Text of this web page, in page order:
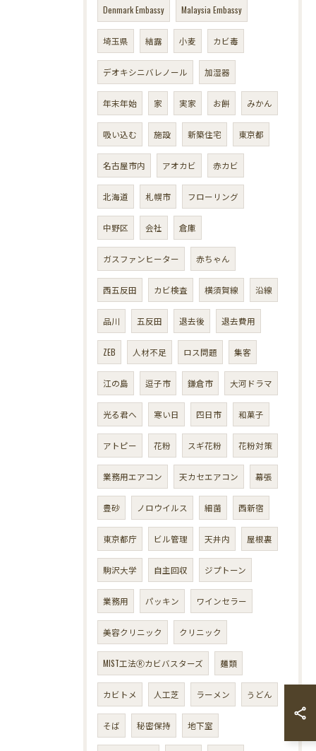
Denmark Embassy Malaysia Embassy
埼玉県 結露 小麦 カビ毒
デオキシニバレノール 加湿器
年末年始 家 実家 お餅 みかん
吸い込む 施設 新築住宅 東京都
名古屋市内 アオカビ 赤カビ
北海道 札幌市 フローリング
中野区 会社 倉庫
ガスファンヒーター 赤ちゃん
西五反田 カビ検査 横須賀線 沿線
品川 五反田 退去後 退去費用
ZEB 人材不足 ロス問題 集客
江の島 逗子市 鎌倉市 大河ドラマ
光る君へ 寒い日 四日市 和菓子
アトピー 花粉 スギ花粉 花粉対策
業務用エアコン 天カセエアコン 幕張
豊砂 ノロウイルス 細菌 西新宿
東京都庁 ビル管理 天井内 屋根裏
駒沢大学 自主回収 ジプトーン
業務用 パッキン ワインセラー
美容クリニック クリニック
MIST工法Ⓡカビバスターズ 麺類
カビトメ 人工芝 ラーメン うどん
そば 秘密保持 地下室